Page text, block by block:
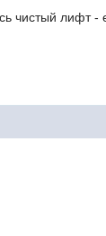
чистый лифт -